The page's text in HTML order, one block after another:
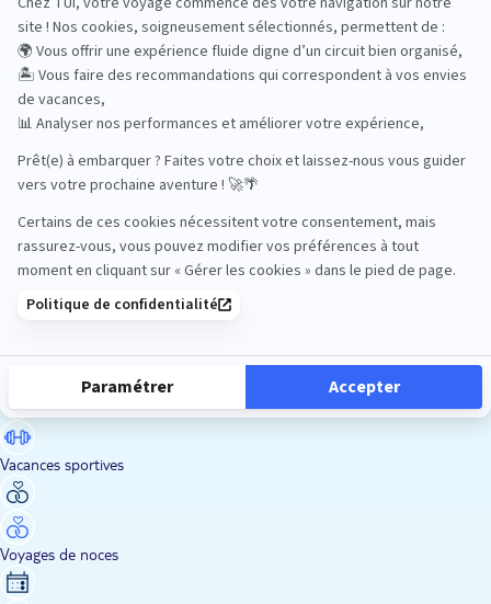
Road Trips
Safari
Sénior
Vacances sportives
Voyages de noces